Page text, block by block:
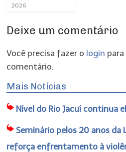
2026
Deixe um comentário
Você precisa fazer o login
comentário.
Mais Notícias
Nível do Rio Jacuí continua
Seminário pelos 20 anos da
reforça enfrentamento à